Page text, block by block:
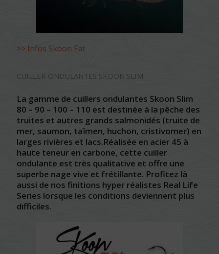
>> Infos Skoon Fat
CUILLER ONDULANTES SKOON SLIM
La gamme de cuillers ondulantes Skoon Slim
80 – 90 – 100 – 110 est destinée à la pêche des
truites et autres grands salmonidés (truite de
mer, saumon, taïmen, huchon, cristivomer) en
larges rivières et lacs.Réalisée en acier 45 à
haute teneur en carbone, cette cuiller
ondulante est très qualitative et offre une
superbe nage vive et frétillante. Profitez là
aussi de nos finitions hyper réalistes Real Life
Series lorsque les conditions deviennent plus
difficiles.